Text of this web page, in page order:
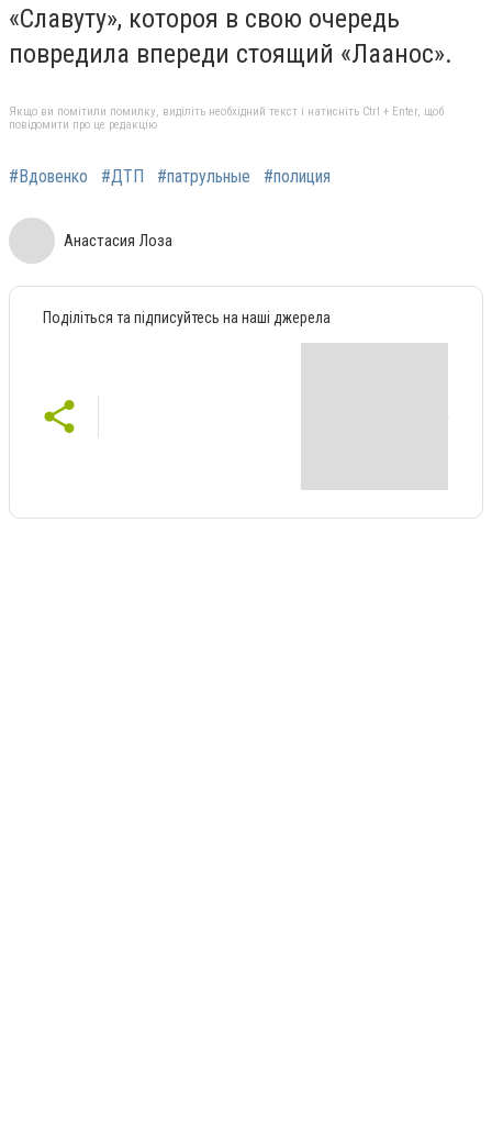
«Славуту», котороя в свою очередь
повредила впереди стоящий «Лаанос».
Якщо ви помітили помилку, виділіть необхідний текст і натисніть Ctrl + Enter, щоб
повідомити про це редакцію
#Вдовенко #ДТП #патрульные #полиция
Анастасия Лоза
Поділіться та підписуйтесь на наші джерела